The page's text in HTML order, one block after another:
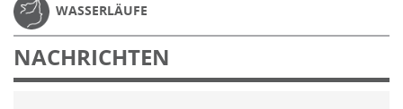
WASSERLÄUFE
NACHRICHTEN